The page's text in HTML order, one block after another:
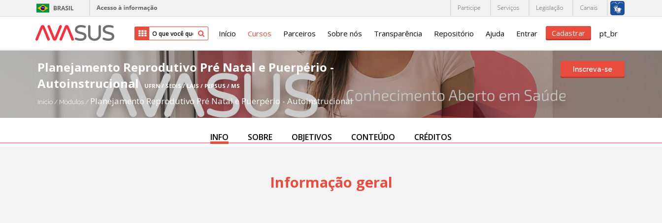
Início Cursos Parceiros Sobre nós Transparência Repositório Ajuda Entrar Cadastrar pt_br
Planejamento Reprodutivo Pré Natal e Puerpério -
Autoinstrucional UFRN / SEDIS / LAIS / PEPSUS / MS
Início / Módulos/ Planejamento Reprodutivo Pré Natal e Puerpério - Autoinstrucional
Inscreva-se
INFO SOBRE OBJETIVOS CONTEÚDO CRÉDITOS
Informação geral